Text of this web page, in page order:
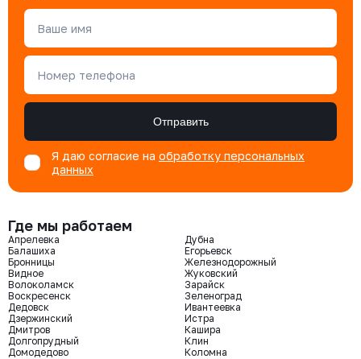
Ваше имя
Номер телефона
Отправить
Я даю согласие на обработку персональных
данных
Где мы работаем
Апрелевка
Балашиха
Бронницы
Видное
Волоколамск
Воскресенск
Дедовск
Дзержинский
Дмитров
Долгопрудный
Домодедово
Дубна
Егорьевск
Железнодорожный
Жуковский
Зарайск
Зеленоград
Ивантеевка
Истра
Кашира
Клин
Коломна